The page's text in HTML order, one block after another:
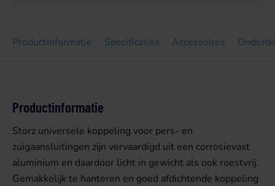
Productinformatie Specificaties Accessoires
Productinformatie
Storz universele koppeling voor pers- en
zuigaansluitingen zijn vervaardigd uit een corrosievast
aluminium en daardoor licht in gewicht als ook roestvrij.
Gemakkelijk te hanteren en goed afdichtende koppeling